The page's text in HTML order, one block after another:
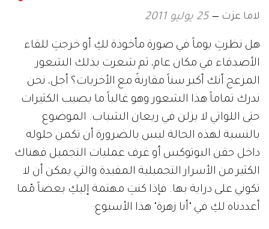
لاما عزت 25 يوليو 2011
هل نظرتِ يوماً في صورة مأخوذة لكِ أو خرجتِ للقاء
الأصدقاء في مكان عام، ثم شعرت بذلك الشعور
المزعج أنك أكبر سناً مقارنةً مع الأخريات؟ أجل، نحن
ندرك تماماً هذا الشعور وهو غالباً ما يصيب الكثيرات
حتى اللواتي لا يزلن في ريعان الشباب. الموضوع
بالنسبة لهذه الحالة ليس بالضرورة أن تكمن حلوله
داخل حقن البوتوكس أو غرف عمليات التجميل فهناك
الكثير من الأسرار التجميلية المفيدة والتي يمكن أن لا
تكوني على دراية بها. فإذا كنتِ مهتمة إليكِ بعضاً مّما
أعددناه لكِ في "أنا زهرة" هذا الأسبوع: